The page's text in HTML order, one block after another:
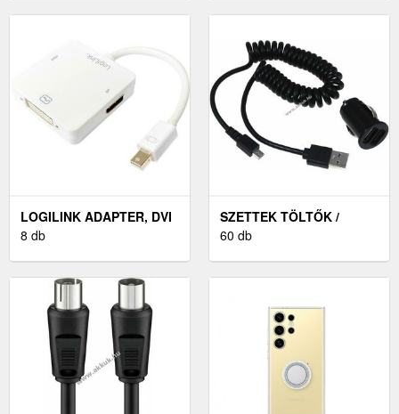
LOGILINK ADAPTER, DVI
--> HDMI
8 db
SZETTEK TÖLTŐK /
ADAPTEREK / KÁBELEK
60 db